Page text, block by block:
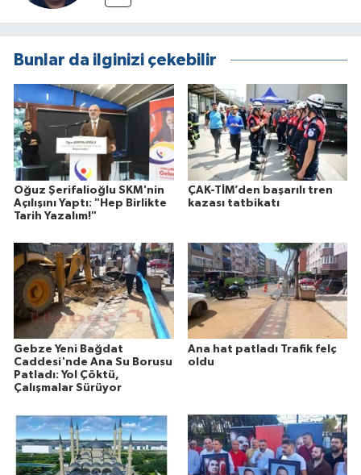
Bunlar da ilginizi çekebilir
Oğuz Şerifalioğlu SKM'nin
Açılışını Yaptı: "Hep Birlikte
Tarih Yazalım!"
ÇAK-TİM’den başarılı tren
kazası tatbikatı
Gebze Yeni Bağdat
Caddesi'nde Ana Su Borusu
Patladı: Yol Çöktü,
Çalışmalar Sürüyor
Ana hat patladı Trafik felç
oldu